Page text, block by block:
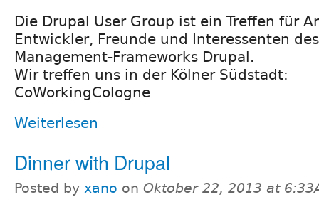
Die Drupal User Group ist ein Treffen für
Entwickler, Freunde und Interessenten
Management-Frameworks Drupal.
Wir treffen uns in der Kölner Südstadt:
CoWorkingCologne
Weiterlesen
Dinner with Drupal
Posted by xano on Oktober 22, 2013 at